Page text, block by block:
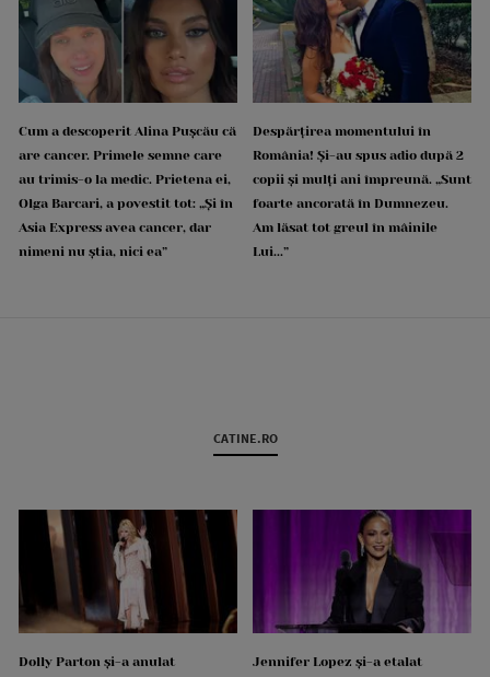
Cum a descoperit Alina Pușcău că
are cancer. Primele semne care
au trimis-o la medic. Prietena ei,
Olga Barcari, a povestit tot: „Și în
Asia Express avea cancer, dar
nimeni nu știa, nici ea”
Despărțirea momentului în
România! Și-au spus adio după 2
copii și mulți ani împreună. „Sunt
foarte ancorată în Dumnezeu.
Am lăsat tot greul în mâinile
Lui...”
CATINE.RO
Dolly Parton și-a anulat
Jennifer Lopez și-a etalat